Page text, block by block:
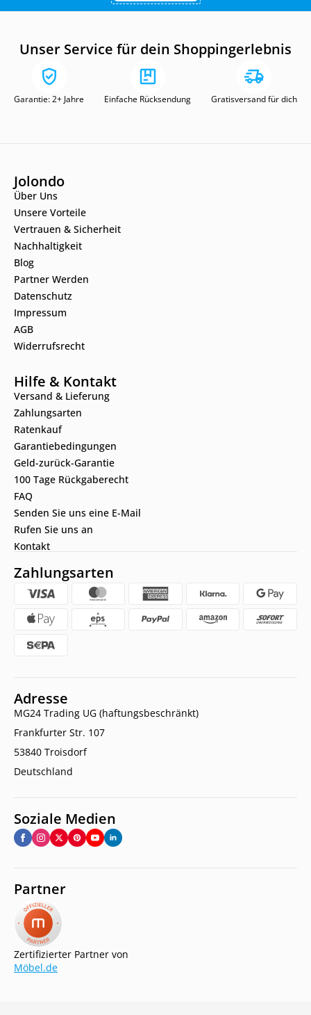
Unser Service für dein Shoppingerlebnis
Garantie: 2+ Jahre Einfache Rücksendung Gratisversand für dich
Jolondo
Über Uns
Unsere Vorteile
Vertrauen & Sicherheit
Nachhaltigkeit
Blog
Partner Werden
Datenschutz
Impressum
AGB
Widerrufsrecht
Hilfe & Kontakt
Versand & Lieferung
Zahlungsarten
Ratenkauf
Garantiebedingungen
Geld-zurück-Garantie
100 Tage Rückgaberecht
FAQ
Senden Sie uns eine E-Mail
Rufen Sie uns an
Kontakt
Zahlungsarten
Adresse
MG24 Trading UG (haftungsbeschränkt)
Frankfurter Str. 107
53840 Troisdorf
Deutschland
Soziale Medien
Partner
Zertifizierter Partner von
Möbel.de